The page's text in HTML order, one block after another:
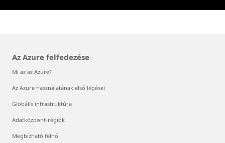
Az Azure felfedezése
Mi az az Azure?
Az Azure használatának első lépései
Globális infrastruktúra
Adatközpont-régiók
Megbízható felhő